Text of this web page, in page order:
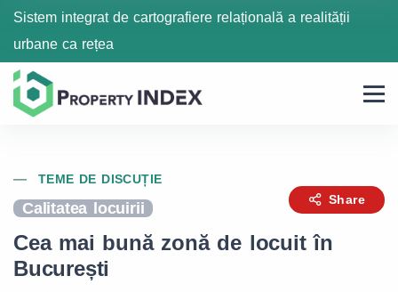
Sistem integrat de cartografiere relațională a realității
urbane ca rețea
TEME DE DISCUȚIE
Calitatea locuirii
Share
Cea mai bună zonă de locuit în
București